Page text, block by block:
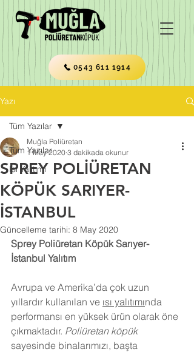
0543 611 1914
Yazı
Tüm Yazılar
Isı Yalıtımı
Tüm Yazılar
SPREY POLİÜRETAN
KÖPÜK SARIYER-
İSTANBUL
Muğla Poliüretan
1 May 2020 3 dakikada okunur
Güncelleme tarihi: 8 May 2020
Sprey Poliüretan Köpük Sarıyer-
İstanbul Yalıtım
Avrupa ve Amerika’da çok uzun
yıllardır kullanılan ve ısı yalıtımında
performansı en yüksek ürün olarak öne
çıkmaktadır. Poliüretan köpük
sayesinde binalarımızı, başta